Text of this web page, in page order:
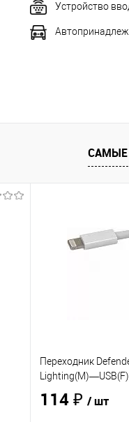
Устройство
САМЫЕ
Переходник
114 ₽ / шт